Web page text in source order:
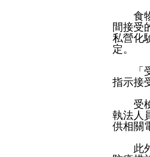
食物
間接受
私營化
定。
「受
指示接
受檢
執法人
供相關
此外